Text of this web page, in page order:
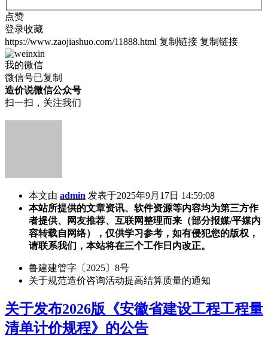
点赞
登录收藏
https://www.zaojiashuo.com/11888.html 复制链接 复制链接
我的微信
微信号已复制
造价说微信公众号
扫一扫，关注我们
本文由 admin 发表于2025年9月17日 14:59:08
本站所提供的文章资讯、软件资源等内容均为第三方作
者提供、网友推荐、互联网整理而来（部分报媒/平媒内
容转载自网络），仅供学习参考，如有侵犯您的版权，
请联系我们，本站将在三个工作日内改正。
鲁建建管字〔2025〕8号
关于规范造价咨询活动提高结算质量的通知
关于发布2026版《安徽省建设工程工程量
清单计价规程》的公告